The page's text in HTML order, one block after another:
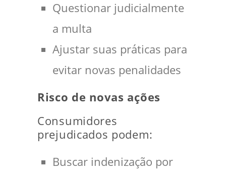
Questionar judicialmente
a multa
Ajustar suas práticas para
evitar novas penalidades
Risco de novas ações
Consumidores
prejudicados podem:
Buscar indenização por